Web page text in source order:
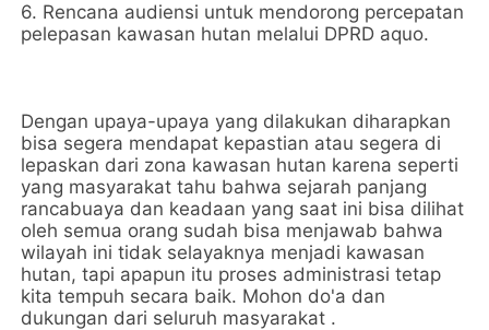
6. Rencana audiensi untuk mendorong percepatan
pelepasan kawasan hutan melalui DPRD aquo.
Dengan upaya-upaya yang dilakukan diharapkan
bisa segera mendapat kepastian atau segera di
lepaskan dari zona kawasan hutan karena seperti
yang masyarakat tahu bahwa sejarah panjang
rancabuaya dan keadaan yang saat ini bisa dilihat
oleh semua orang sudah bisa menjawab bahwa
wilayah ini tidak selayaknya menjadi kawasan
hutan, tapi apapun itu proses administrasi tetap
kita tempuh secara baik. Mohon do'a dan
dukungan dari seluruh masyarakat .